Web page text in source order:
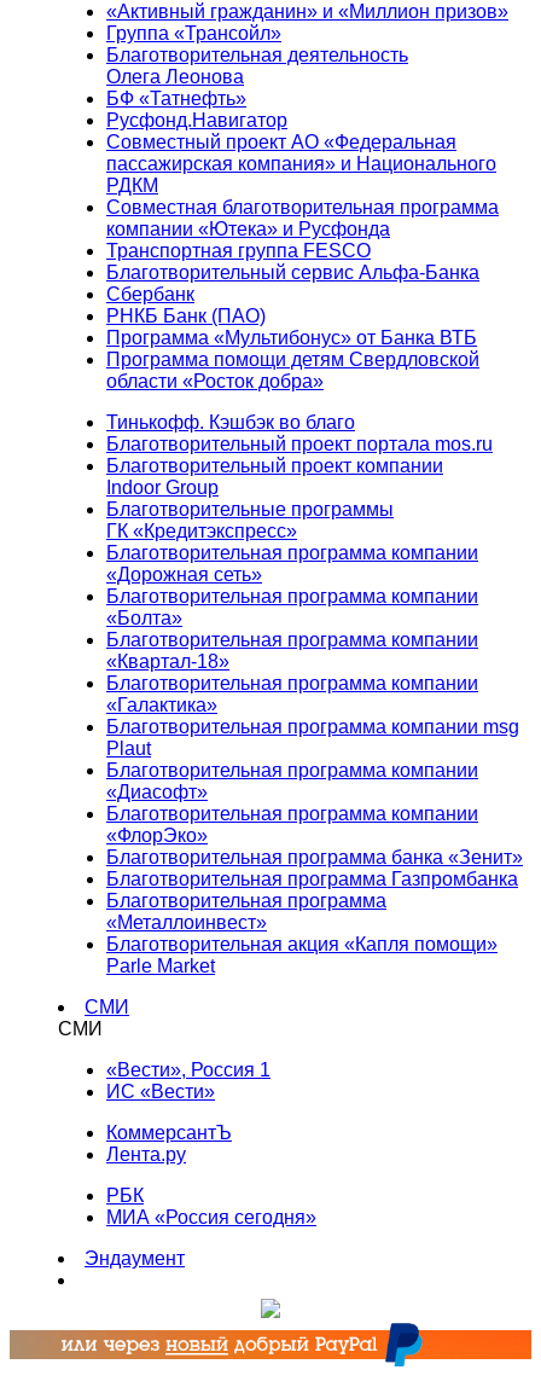
«Активный гражданин» и «Миллион призов»
Группа «Трансойл»
Благотворительная деятельность
Олега Леонова
БФ «Татнефть»
Русфонд.Навигатор
Совместный проект АО «Федеральная
пассажирская компания» и Национального
РДКМ
Совместная благотворительная программа
компании «Ютека» и Русфонда
Транспортная группа FESCO
Благотворительный сервис Альфа-Банка
Сбербанк
РНКБ Банк (ПАО)
Программа «Мультибонус» от Банка ВТБ
Программа помощи детям Свердловской
области «Росток добра»
Тинькофф. Кэшбэк во благо
Благотворительный проект портала mos.ru
Благотворительный проект компании
Indoor Group
Благотворительные программы
ГК «Кредитэкспресс»
Благотворительная программа компании
«Дорожная сеть»
Благотворительная программа компании
«Болта»
Благотворительная программа компании
«Квартал-18»
Благотворительная программа компании
«Галактика»
Благотворительная программа компании msg
Plaut
Благотворительная программа компании
«Диасофт»
Благотворительная программа компании
«ФлорЭко»
Благотворительная программа банка «Зенит»
Благотворительная программа Газпромбанка
Благотворительная программа
«Металлоинвест»
Благотворительная акция «Капля помощи»
Parle Market
СМИ
СМИ
«Вести», Россия 1
ИС «Вести»
КоммерсантЪ
Лента.ру
РБК
МИА «Россия сегодня»
Эндаумент